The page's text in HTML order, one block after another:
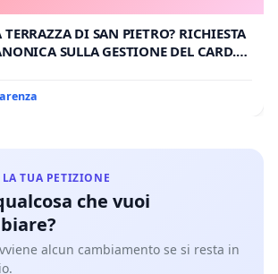
TERRAZZA DI SAN PIETRO? RICHIESTA
SULLA GESTIONE DEL CARD.
TUA PETIZIONE
che vuoi
alcun cambiamento se si resta in